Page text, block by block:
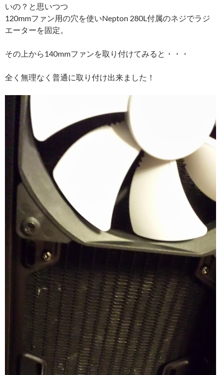
いの？と思いつつ
120mmファン用の穴を使いNepton 280L付属のネジでラジ
エーターを固定。
その上から140mmファンを取り付けてみると・・・
全く無理なく普通に取り付け出来ました！